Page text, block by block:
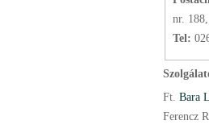
nr.
Tel:
Ft. Bara
Ferencz